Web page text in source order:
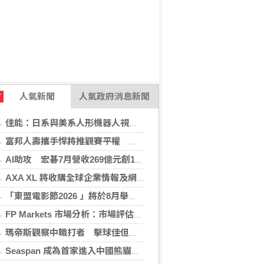
人氣新聞 人氣政府消息新聞
佳能：日系與美系人形機器人視覺模組 下半年出貨
富邦人壽攜手悍將推觀賽平權 邀身障、親子看球
AI助攻 宏碁7月營收269億元創13年同期新高
AXA XL 將收購全球企業情報及網絡安全顧問公司 S-RM
「東盟電影節2026 」將於8月舉行 歷來最大規模 以電影連繫文化交流
FP Markets 市場分析：市場評估下一步走勢，日圓再臨十字路口
瑪帝斯觀察中職打者 擊球佳但長打少「閃掉就好」
Seaspan 成為首家進入中國熊貓債券市場的國際船東及營運商